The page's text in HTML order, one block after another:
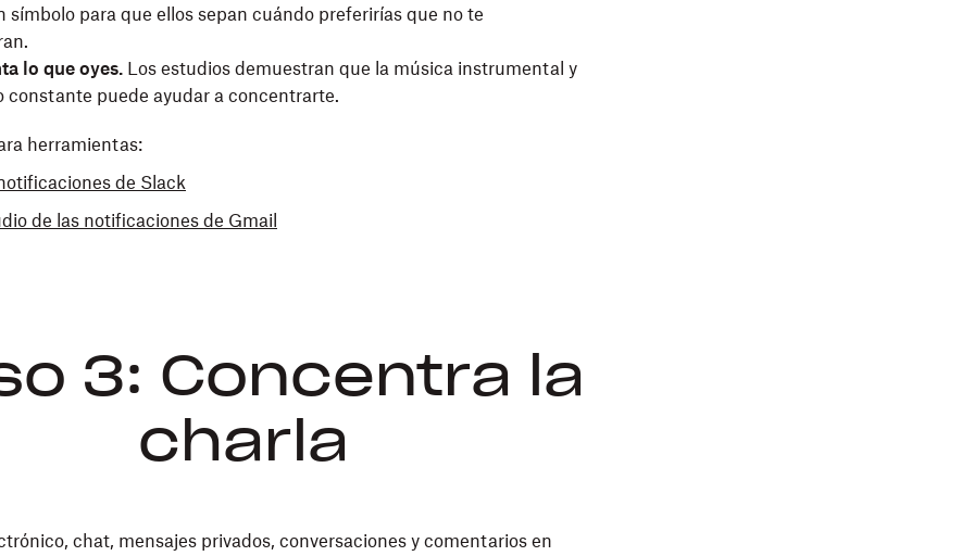
símbolo para que ellos sepan cuándo preferirías que no te
lo que oyes. Los estudios demuestran que la música instrumental y
constante puede ayudar a concentrarte.
herramientas:
de Slack
de las notificaciones de Gmail
3: Concentra la
charla
chat, mensajes privados, conversaciones y comentarios en